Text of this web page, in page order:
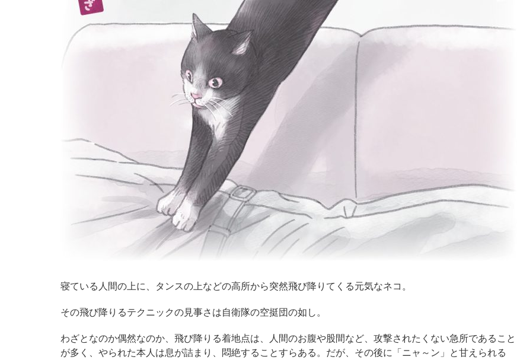
寝ている人間の上に、タンスの上などの高所から突然飛び降りてくる元気なネコ。
その飛び降りるテクニックの見事さは自衛隊の空挺団の如し。
わざとなのか偶然なのか、飛び降りる着地点は、人間のお腹や股間など、攻撃されたくない急所であること
が多く、やられた本人は息が詰まり、悶絶することすらある。だが、その後に「ニャ～ン」と甘えられる